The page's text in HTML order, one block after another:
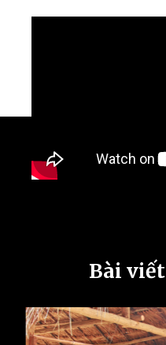
Bài